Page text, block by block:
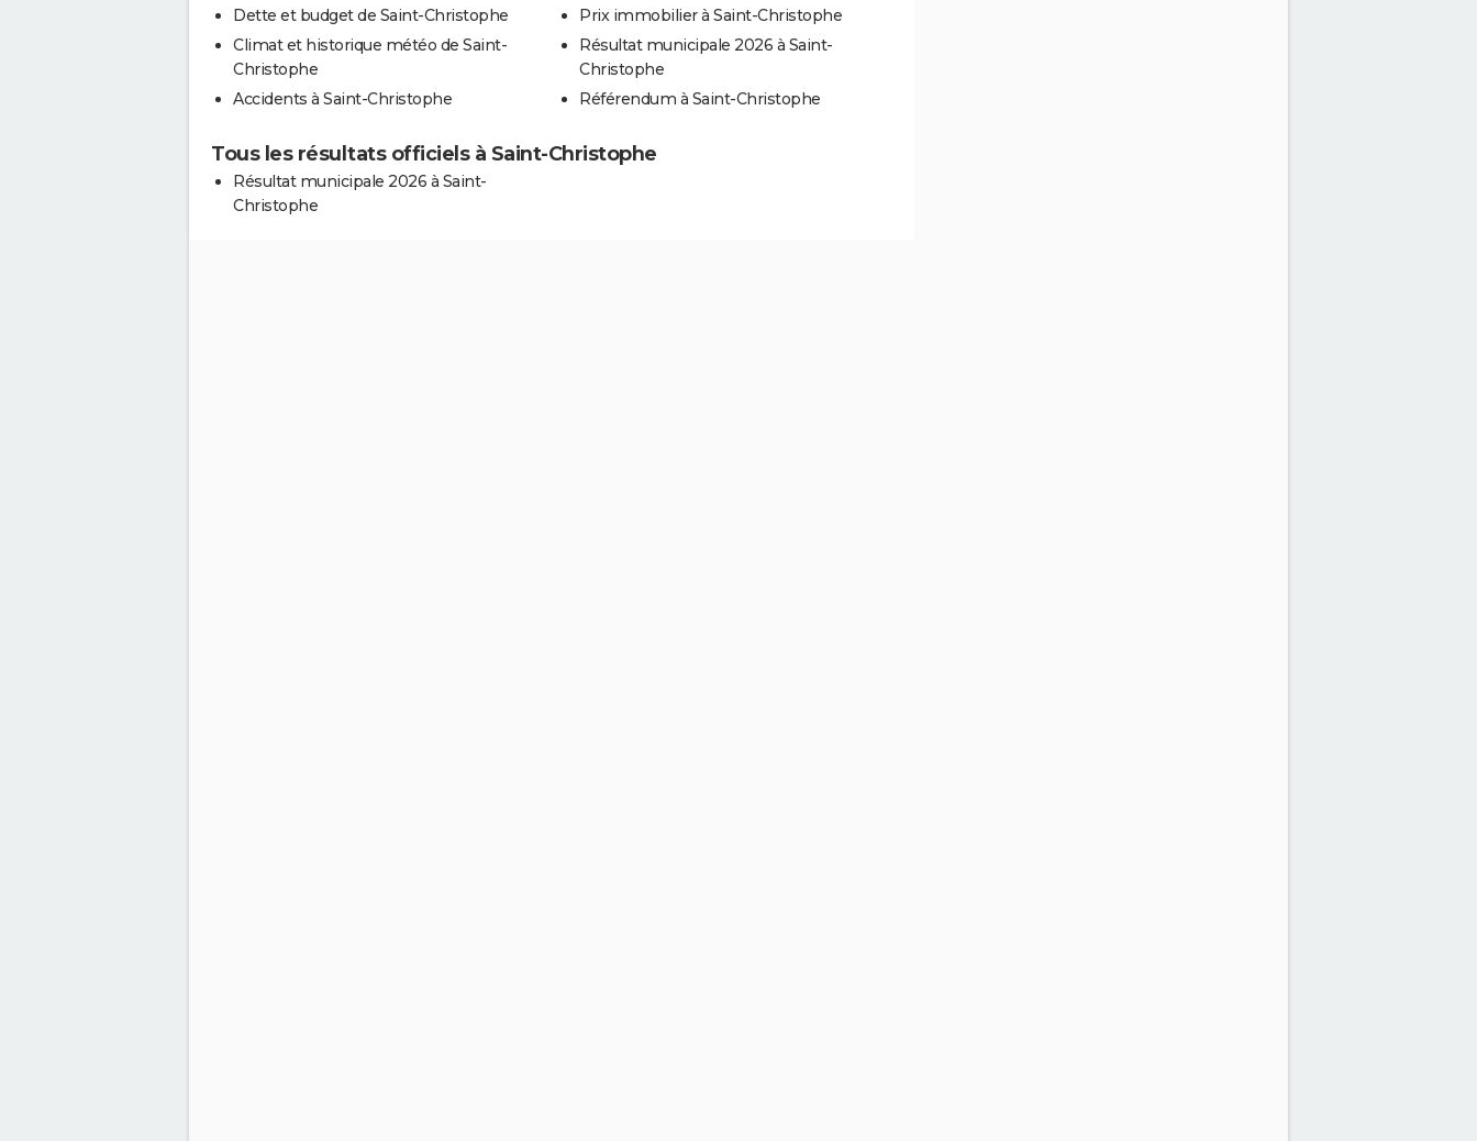
Dette et budget de Saint-Christophe
Climat et historique météo de Saint-
Christophe
Accidents à Saint-Christophe
Prix immobilier à Saint-Christophe
Résultat municipale 2026 à Saint-
Christophe
Référendum à Saint-Christophe
Tous les résultats officiels à Saint-Christophe
Résultat municipale 2026 à Saint-
Christophe